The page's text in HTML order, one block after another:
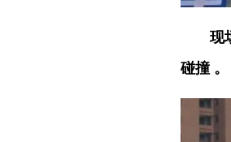
现
碰撞 。